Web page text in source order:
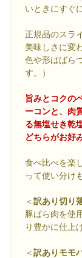
いときにすぐ
正規品のスラ
美味しさに変
色や形はばら
す。）
旨みとコクの
ーコンと、肉
る無塩せき乾
どちらがお好
食べ比べを楽
って使い分け
＜訳あり切り
豚ばら肉を使
り豊かに仕上
＜訳ありモモ